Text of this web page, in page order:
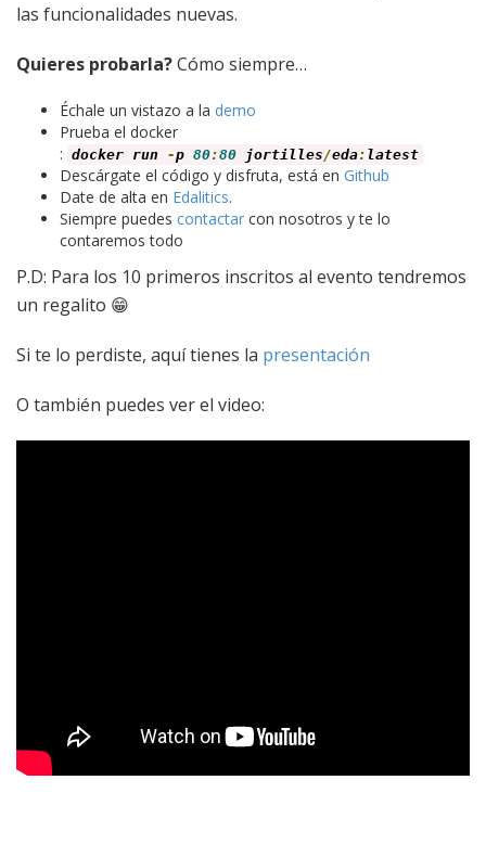
las funcionalidades nuevas.
Quieres probarla?Cómo siempre…
Échale un vistazo a la demo
Prueba el docker
: docker run -p 80:80 jortilles/eda: latest
Descárgate el código y disfruta, está en Github
Date de alta en Edalitics.
Siempre puedes contactar con nosotros y te lo
contaremos todo
P.D: Para los 10 primeros inscritos al evento tendremos
un regalito 😁
Si te lo perdiste, aquí tienes la presentación
O también puedes ver el video: